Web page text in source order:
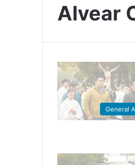
Alvear
General